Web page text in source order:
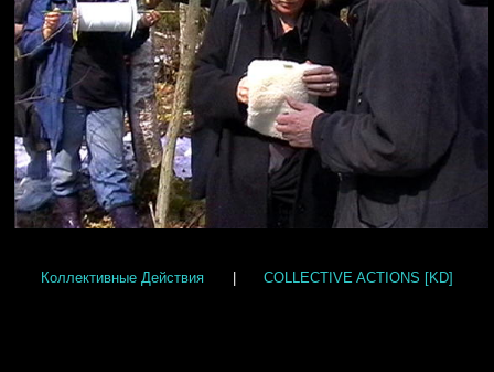
Коллективные Действия COLLECTIVE ACTIONS [KD]